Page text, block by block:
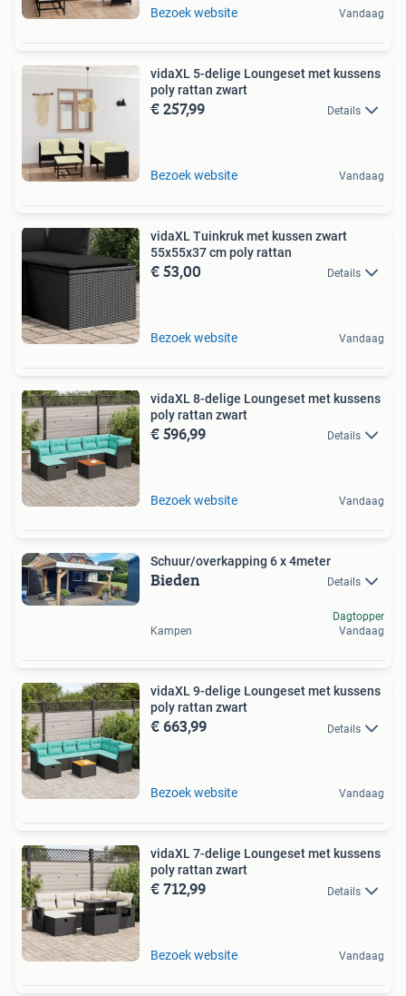
Bezoek website Vandaag
vidaXL 5-delige Loungeset met kussens
poly rattan zwart
€ 257,99 Details
Bezoek website Vandaag
vidaXL Tuinkruk met kussen zwart
55x55x37 cm poly rattan
€ 53,00 Details
Bezoek website Vandaag
vidaXL 8-delige Loungeset met kussens
poly rattan zwart
€ 596,99 Details
Bezoek website Vandaag
Schuur/overkapping 6 x 4meter
Bieden Details
Kampen
Dagtopper
Vandaag
vidaXL 9-delige Loungeset met kussens
poly rattan zwart
€ 663,99 Details
Bezoek website Vandaag
vidaXL 7-delige Loungeset met kussens
poly rattan zwart
€ 712,99 Details
Bezoek website Vandaag